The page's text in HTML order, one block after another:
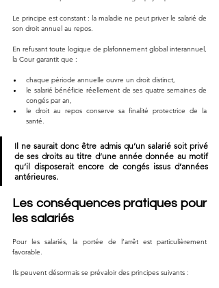
Le principe est constant : la maladie ne peut priver le salarié de
son droit annuel au repos.
En refusant toute logique de plafonnement global interannuel,
la Cour garantit que :
chaque période annuelle ouvre un droit distinct,
le salarié bénéficie réellement de ses quatre semaines de
congés par an,
le droit au repos conserve sa finalité protectrice de la
santé.
Il ne saurait donc être admis qu’un salarié soit privé
de ses droits au titre d’une année donnée au motif
qu’il disposerait encore de congés issus d’années
antérieures.
Les conséquences pratiques pour
les salariés
Pour les salariés, la portée de l’arrêt est particulièrement
favorable.
Ils peuvent désormais se prévaloir des principes suivants :